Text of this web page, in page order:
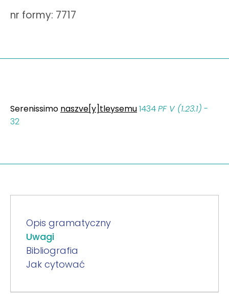
nr formy: 7717
Serenissimo naszve[y]tleysemu1434PF V (1.23.1) -
32
Opis gramatyczny
Uwagi
Bibliografia
Jak cytować